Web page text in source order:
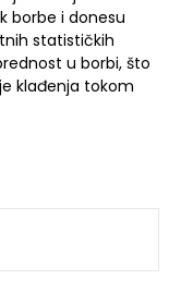
borbe i donesu
statističkih
u borbi, što
klađenja tokom